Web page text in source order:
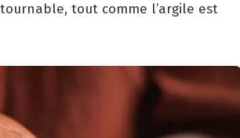
tout comme l’argile est